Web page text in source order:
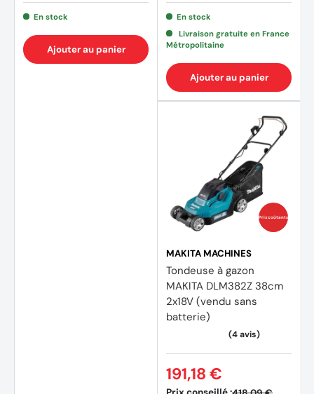
Accessoires
1X Bac de ramassage en filet (67 L)
1X Système de coupe jumelé avec deux lames
En stock
Ajouter au panier
En stock
Livraison gratuite en France
Métropolitaine
Ajouter au panier
Prix coûtants
MAKITA MACHINES
Tondeuse à gazon
MAKITA DLM382Z 38cm
2x18V (vendu sans
batterie)
191,18 €